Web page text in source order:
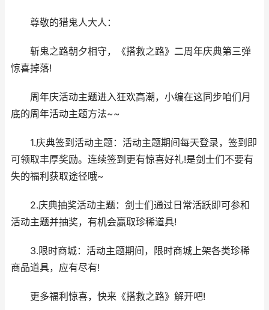
尊敬的猎鬼人大人：
斩鬼之路朝夕相守，《搭救之路》二周年庆典第三弹
惊喜掉落!
周年庆活动主题进入狂欢高潮，小编在这同步咱们月
底的周年活动主题方法~~
1.庆典签到活动主题：活动主题期间每天登录，签到即
可领取丰厚奖励。连续签到更有惊喜好礼!是剑士们不要有
失的福利获取途径哦~
2.庆典抽奖活动主题：剑士们通过日常活跃即可参和
活动主题并抽奖，有机会赢取珍稀道具!
3.限时商城：活动主题期间，限时商城上架各类珍稀
商品道具，应有尽有!
更多福利惊喜，快来《搭救之路》解开吧!